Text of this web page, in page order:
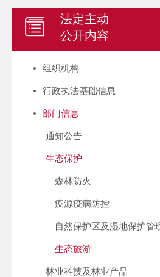
法定主动
公开内容
组织机构
行政执法基础信息
部门信息
通知公告
生态保护
森林防火
疫源疫病防控
自然保护区及湿地保护管
生态旅游
林业科技及林业产品